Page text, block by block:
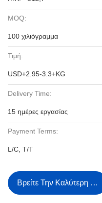
MOQ:
100 χιλιόγραμμα
Τιμή:
USD+2.95-3.3+KG
Delivery Time:
15 ημέρες εργασίας
Payment Terms:
L/C, T/T
Βρείτε Την Καλύτερη Τιμή